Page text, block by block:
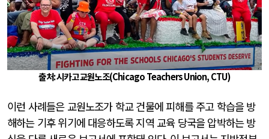
출처: 시카고 교원노조(Chicago Teachers Union, CTU)
이런 사례들은 교원노조가 학교 건물에 피해를 주고 학습을 방
해하는 기후 위기에 대응하도록 지역 교육 당국을 압박하는 방